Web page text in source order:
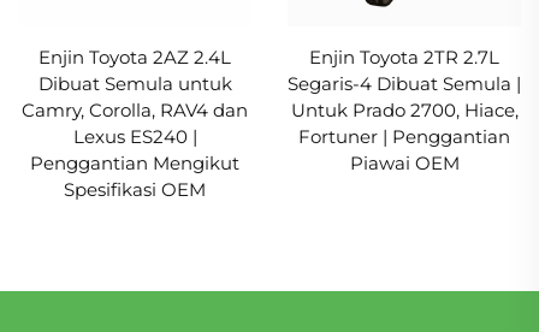
Enjin Toyota 2AZ 2.4L
Dibuat Semula untuk
Camry, Corolla, RAV4 dan
Lexus ES240 |
Penggantian Mengikut
Spesifikasi OEM
Enjin Toyota 2TR 2.7L
Segaris-4 Dibuat Semula |
Untuk Prado 2700, Hiace,
Fortuner | Penggantian
Piawai OEM